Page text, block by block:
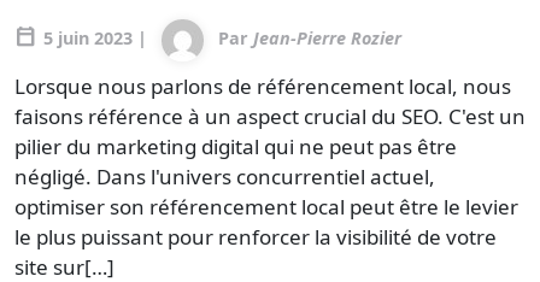
calendar_today 5 juin 2023 | Par Jean-Pierre Rozier
Lorsque nous parlons de référencement local, nous
faisons référence à un aspect crucial du SEO. C'est un
pilier du marketing digital qui ne peut pas être
négligé. Dans l'univers concurrentiel actuel,
optimiser son référencement local peut être le levier
le plus puissant pour renforcer la visibilité de votre
site sur[…]